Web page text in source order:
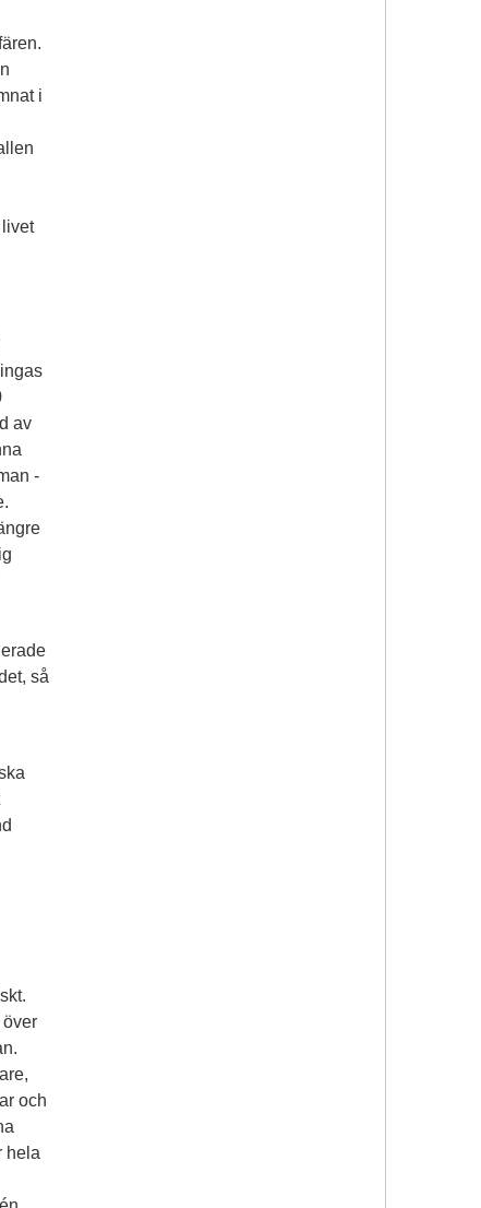
i
av
-
så
över
och
hela